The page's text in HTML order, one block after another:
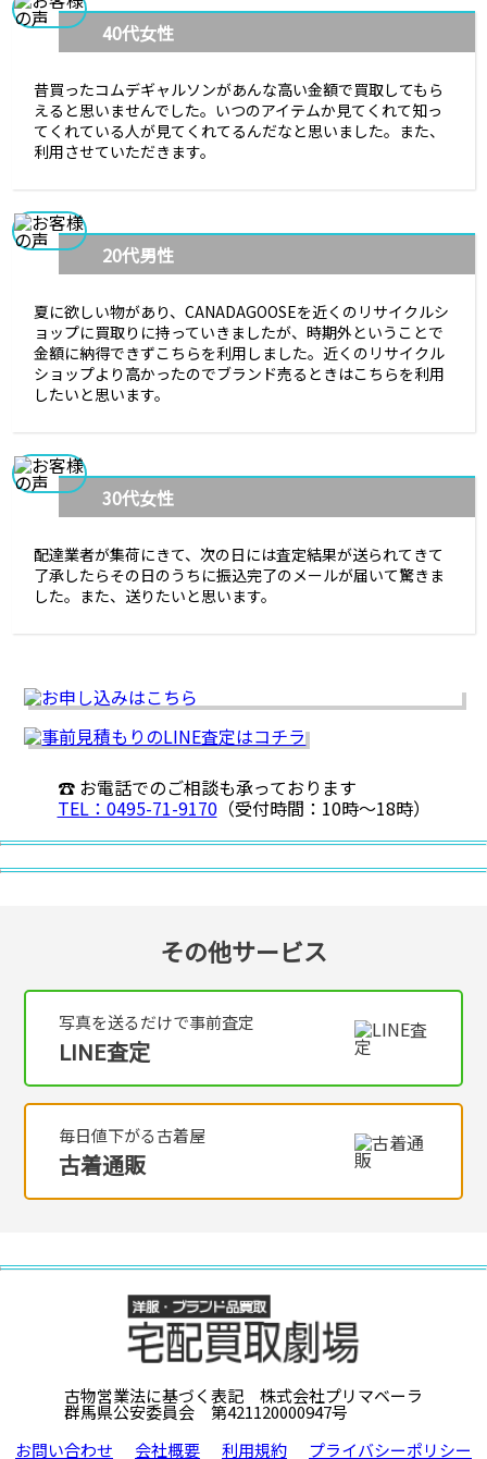
40代女性
昔買ったコムデギャルソンがあんな高い金額で買取してもら
えると思いませんでした。いつのアイテムか見てくれて知っ
てくれている人が見てくれてるんだなと思いました。また、
利用させていただきます。
20代男性
夏に欲しい物があり、CANADAGOOSEを近くのリサイクルシ
ョップに買取りに持っていきましたが、時期外ということで
金額に納得できずこちらを利用しました。近くのリサイクル
ショップより高かったのでブランド売るときはこちらを利用
したいと思います。
30代女性
配達業者が集荷にきて、次の日には査定結果が送られてきて
了承したらその日のうちに振込完了のメールが届いて驚きま
した。また、送りたいと思います。
☎ お電話でのご相談も承っております
TEL：0495-71-9170（受付時間：10時〜18時）
その他サービス
写真を送るだけで事前査定
LINE査定
毎日値下がる古着屋
古着通販
古物営業法に基づく表記 株式会社プリマベーラ
群馬県公安委員会 第421120000947号
お問い合わせ
会社概要 利用規約 プライバシーポリシー